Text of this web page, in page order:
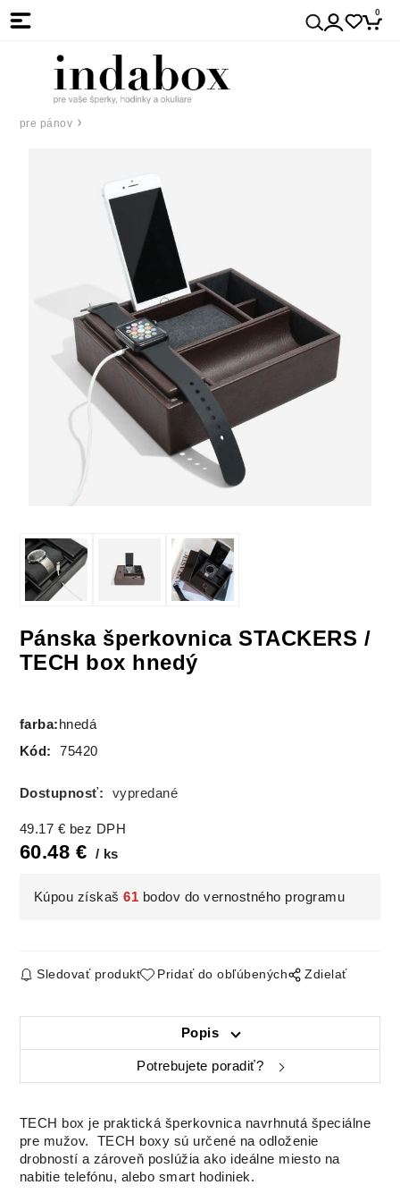
0
pre pánov
Pánska šperkovnica STACKERS /
TECH box hnedý
farba: hnedá
Kód:
75420
Dostupnosť: vypredané
49.17 € bez DPH
60.48 € ks
Kúpou získaš61 bodov do vernostného programu
Sledovať produkt Pridať do obľúbených Zdielať
Popis
Potrebujete poradiť?
TECH box je praktická šperkovnica navrhnutá špeciálne
pre mužov. TECH boxy sú určené na odloženie
drobností a zároveň poslúžia ako ideálne miesto na
nabitie telefónu, alebo smart hodiniek.